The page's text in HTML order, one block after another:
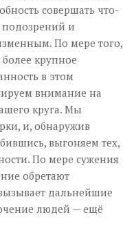
совершать что-
подозрений и
По мере того,
крупное
в этом
внимание на
круга. Мы
и, обнаружив
выгоняем тех,
По мере сужения
обретают
дальнейшие
людей — ещё